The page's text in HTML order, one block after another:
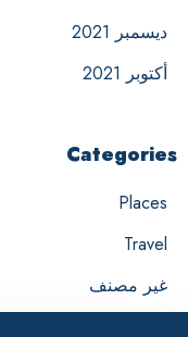
ديسمبر 2021
أكتوبر 2021
Categories
Places
Travel
غير مصنف